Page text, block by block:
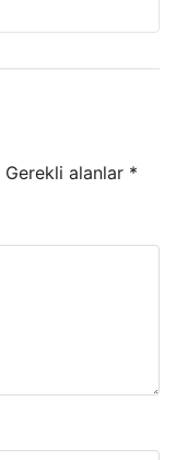
Gerekli alanlar *